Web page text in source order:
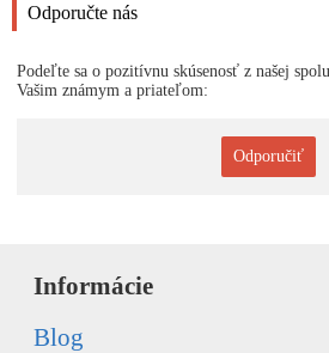
Odporučte nás
Podeľte sa o pozitívnu skúsenosť z našej
Vašim známym a priateľom:
Odporučiť
Informácie
Blog